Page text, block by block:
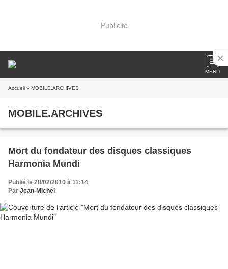
Publicité
MENU
Accueil » MOBILE.ARCHIVES
MOBILE.ARCHIVES
Mort du fondateur des disques classiques
Harmonia Mundi
Publié le 28/02/2010 à 11:14
Par Jean-Michel